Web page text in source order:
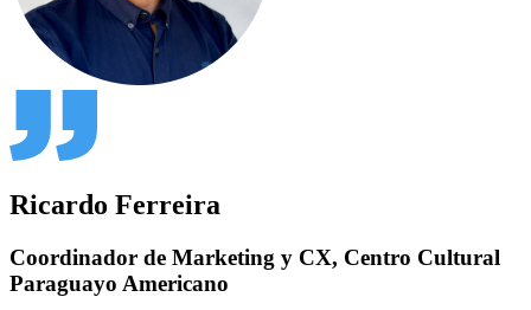
Ricardo Ferreira
Coordinador de Marketing y CX, Centro Cultural
Paraguayo Americano